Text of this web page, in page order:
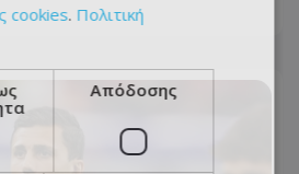
cookies. Πολιτική
Απόδοσης